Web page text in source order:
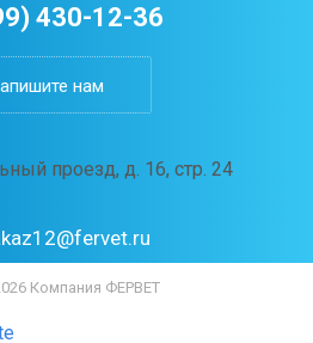
430-12-36
нам
проезд, д. 16, стр. 24
Компания ФЕРВЕТ